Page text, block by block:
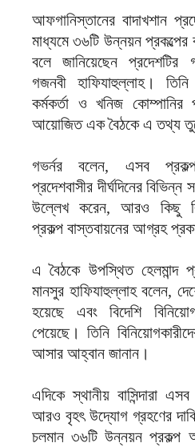
আফগানিস্তানের বাদাখশান
মাধ্যমে ৩৬টি উন্নয়ন প্রকল্পের
বলে জানিয়েছেন প্রদেশটির
গজনবী হাফিযাহুল্লাহ।
কর্মকর্তা ও খনিজ কোম্পানির
আয়োজিত এক বৈঠকে এ তথ্য
গভর্নর বলেন, এসব প্রকল্প
প্রদেশবাসীর দীর্ঘদিনের
উল্লেখ করেন, আরও কিছু
প্রকল্প বাস্তবায়নের আগ্রহ
এ বৈঠকে উপস্থিত হেলমান্দ
মানসুর হাফিযাহুল্লাহ বলেন,
হয়েছে এবং বিদেশি
পেয়েছে। তিনি
আসার আহ্বান জানান।
এদিকে স্থানীয় বাসিন্দারা
আরও বৃহৎ উদ্যোগ গ্রহণের
চলমান ৩৬টি উন্নয়ন প্রকল্প